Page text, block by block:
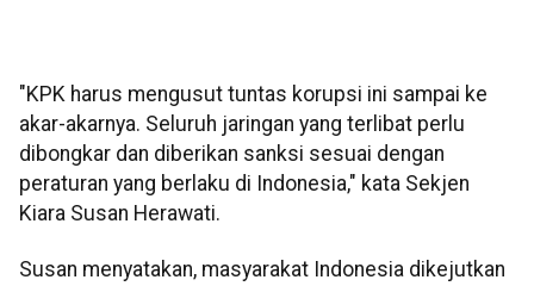
"KPK harus mengusut tuntas korupsi ini sampai ke
akar-akarnya. Seluruh jaringan yang terlibat perlu
dibongkar dan diberikan sanksi sesuai dengan
peraturan yang berlaku di Indonesia," kata Sekjen
Kiara Susan Herawati.
Susan menyatakan, masyarakat Indonesia dikejutkan